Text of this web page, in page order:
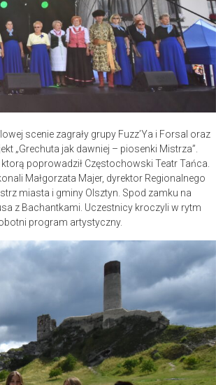
scenie zagrały grupy Fuzz’Ya i Forsal oraz
„Grechuta jak dawniej – piosenki Mistrza”.
poprowadził Częstochowski Teatr Tańca.
Małgorzata Majer, dyrektor Regionalnego
miasta i gminy Olsztyn. Spod zamku na
z Bachantkami. Uczestnicy kroczyli w rytm
program artystyczny.